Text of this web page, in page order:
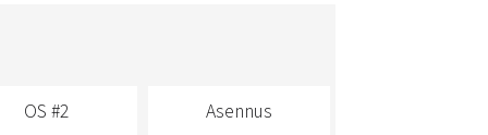
OS #2 Asennus